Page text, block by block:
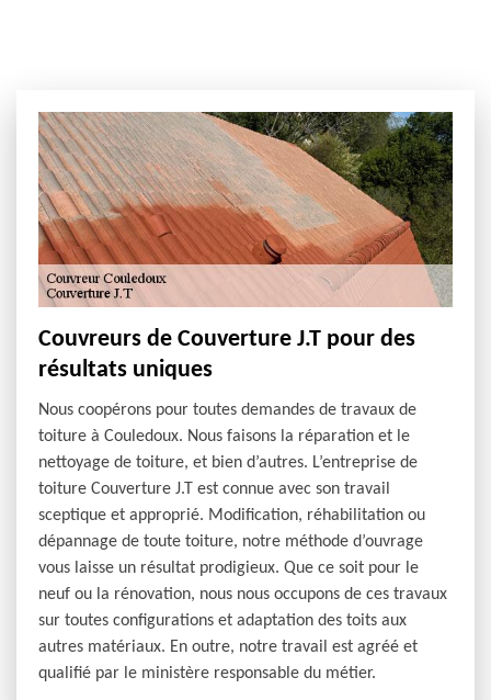
Couvreurs de Couverture J.T pour des
résultats uniques
Nous coopérons pour toutes demandes de travaux de
toiture à Couledoux. Nous faisons la réparation et le
nettoyage de toiture, et bien d’autres. L’entreprise de
toiture Couverture J.T est connue avec son travail
sceptique et approprié. Modification, réhabilitation ou
dépannage de toute toiture, notre méthode d’ouvrage
vous laisse un résultat prodigieux. Que ce soit pour le
neuf ou la rénovation, nous nous occupons de ces travaux
sur toutes configurations et adaptation des toits aux
autres matériaux. En outre, notre travail est agréé et
qualifié par le ministère responsable du métier.